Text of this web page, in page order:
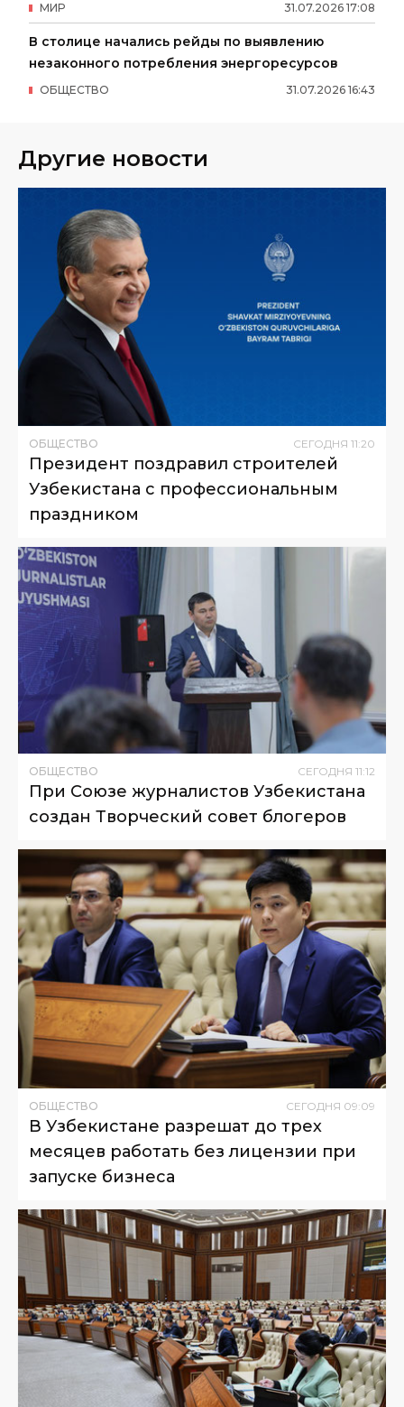
31.07.2026 17:08
МИР
В столице начались рейды по выявлению
незаконного потребления энергоресурсов
31.07.2026 16:43
ОБЩЕСТВО
Другие новости
ОБЩЕСТВО СЕГОДНЯ 11:20
Президент поздравил строителей
Узбекистана с профессиональным
праздником
ОБЩЕСТВО СЕГОДНЯ 11:12
При Союзе журналистов Узбекистана
создан Творческий совет блогеров
ОБЩЕСТВО СЕГОДНЯ 09:09
В Узбекистане разрешат до трех
месяцев работать без лицензии при
запуске бизнеса